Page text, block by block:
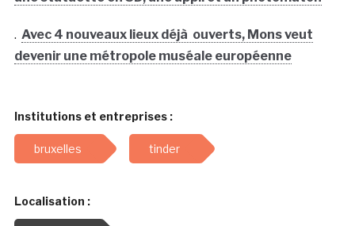
. Avec 4 nouveaux lieux déjà ouverts, Mons veut
devenir une métropole muséale européenne
Institutions et entreprises :
bruxelles tinder
Localisation :